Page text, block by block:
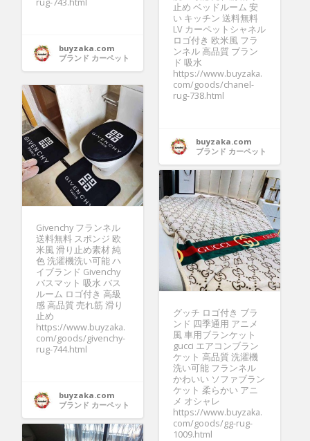
buyzaka.com
ブランド カーペット
止め ベッドルーム 安
い キッチン 送料無料
LV カーペットシャネル
ロゴ付き 欧米風 フラ
ンネル 高品質 ブラン
ド 吸水
https://www.buyzaka.
com/goods/chanel-
rug-738.html
buyzaka.com
ブランド カーペット
Givenchy フランネル
送料無料 スポンジ 欧
米風 滑り止め素材 純
色 洗濯機洗い可能 ハ
イブランド Givenchy
バスマット 吸水 バス
ルーム ロゴ付き 高級
感 高品質 売れ筋 滑り
止め
https://www.buyzaka.
com/goods/givenchy-
rug-744.html
buyzaka.com
ブランド カーペット
グッチ ロゴ付き ブラ
ンド 四季通用 アニメ
風 車用ブランケット
gucci エアコンブラン
ケット 高品質 洗濯機
洗い可能 フランネル
かわいい ソファブラン
ケット 柔らかい アニ
メ オシャレ
https://www.buyzaka.
com/goods/gg-rug-
1009.html